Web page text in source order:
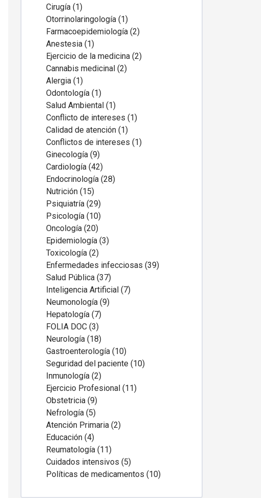
Cirugía (1)
Otorrinolaringología (1)
Farmacoepidemiología (2)
Anestesia (1)
Ejercicio de la medicina (2)
Cannabis medicinal (2)
Alergia (1)
Odontología (1)
Salud Ambiental (1)
Conflicto de intereses (1)
Calidad de atención (1)
Conflictos de intereses (1)
Ginecología (9)
Cardiología (42)
Endocrinología (28)
Nutrición (15)
Psiquiatría (29)
Psicología (10)
Oncología (20)
Epidemiología (3)
Toxicología (2)
Enfermedades infecciosas (39)
Salud Pública (37)
Inteligencia Artificial (7)
Neumonología (9)
Hepatología (7)
FOLIA DOC (3)
Neurología (18)
Gastroenterología (10)
Seguridad del paciente (10)
Inmunología (2)
Ejercicio Profesional (11)
Obstetricia (9)
Nefrología (5)
Atención Primaria (2)
Educación (4)
Reumatología (11)
Cuidados intensivos (5)
Políticas de medicamentos (10)